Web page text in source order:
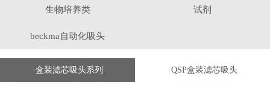
生物培养类 试剂
beckma自动化吸头
·盒装滤芯吸头系列 ·QSP盒装滤芯吸头